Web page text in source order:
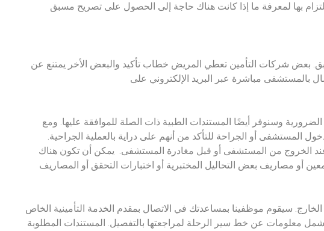
بها لمعرفة ما إذا كانت هناك حاجة إلى الحصول على تصريح مسبق
بعض شركات التأمين تعطي المريض خطاب تأكيد والبعض الأخر يمتنع عن
بالمستشفى مباشرة عبر البريد الإلكتروني على
وسنوفر أيضًا المستندات الطبية ذات الصلة للموافقة عليها. ومع
أو الجراحة للتأكد من أنهم على دراية بالعملية الجراحية.
عند الخروج من المستشفى أو قبل مغادرة المستشفى. يمكن أن تكون هناك
أو مصاريف بعض التحاليل المختبرية أو اختبارات التحقق أو المصاريف
سيقوم موظفينا بمساعدتك في الاتصال بمقدم الخدمة التأمينية الخاص
معلومات عن خط سير الرحلة لمراجعتها بالتفصيل. المستندات المطلوبة